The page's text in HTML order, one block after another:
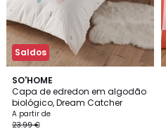
Saldos
SO'HOME
Capa de edredon em algodão
biológico, Dream Catcher
A partir de
23.99 €
4,6
/ 5